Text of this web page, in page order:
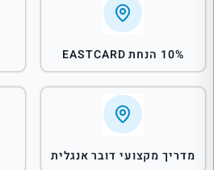
10% הנחת EASTCARD
מדריך מקצועי דובר אנגלית